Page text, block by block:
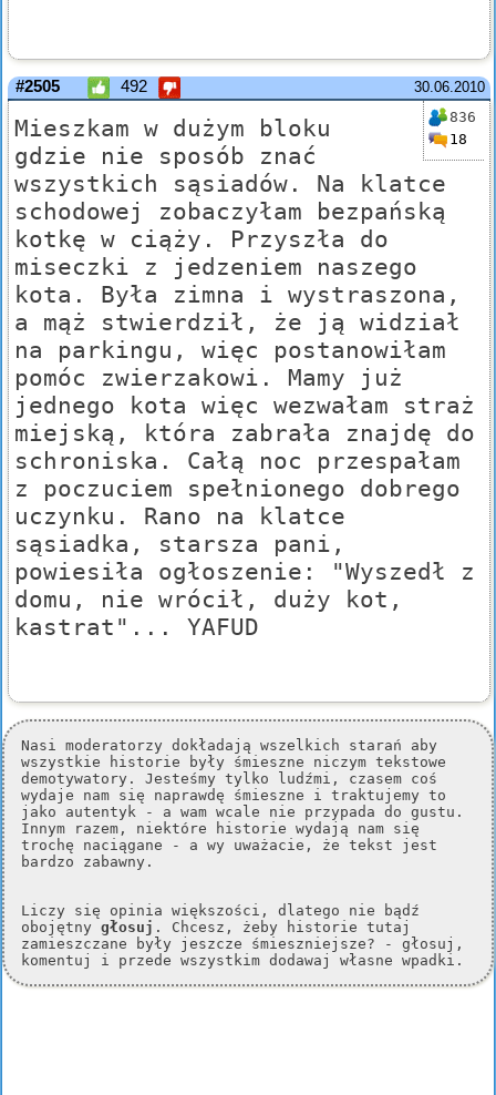
30.06.2010
#2505 492
836
18
Mieszkam w dużym bloku
gdzie nie sposób znać
wszystkich sąsiadów. Na klatce
schodowej zobaczyłam bezpańską
kotkę w ciąży. Przyszła do
miseczki z jedzeniem naszego
kota. Była zimna i wystraszona,
a mąż stwierdził, że ją widział
na parkingu, więc postanowiłam
pomóc zwierzakowi. Mamy już
jednego kota więc wezwałam straż
miejską, która zabrała znajdę do
schroniska. Całą noc przespałam
z poczuciem spełnionego dobrego
uczynku. Rano na klatce
sąsiadka, starsza pani,
powiesiła ogłoszenie: "Wyszedł z
domu, nie wrócił, duży kot,
kastrat"... YAFUD
Nasi moderatorzy dokładają wszelkich starań aby
wszystkie historie były śmieszne niczym tekstowe
demotywatory. Jesteśmy tylko ludźmi, czasem coś
wydaje nam się naprawdę śmieszne i traktujemy to
jako autentyk - a wam wcale nie przypada do gustu.
Innym razem, niektóre historie wydają nam się
trochę naciągane - a wy uważacie, że tekst jest
bardzo zabawny.
Liczy się opinia większości, dlatego nie bądź
obojętny głosuj . Chcesz, żeby historie tutaj
zamieszczane były jeszcze śmieszniejsze? - głosuj,
komentuj i przede wszystkim dodawaj własne wpadki.